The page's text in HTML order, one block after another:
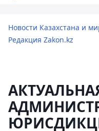
Новости Казахстана и
Редакция Zakon.kz